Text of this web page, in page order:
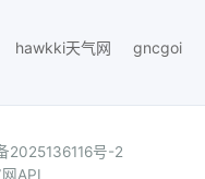
hawkki天气网
gncgoi
2025136116号-2
API